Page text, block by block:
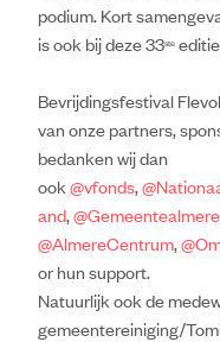
podium. Kort
is ook bij deze 33ste
Bevrijdingsfestival
van onze partners,
bedanken wij dan
ook@vfonds,
and,@Gemeentealmere
@AlmereCentrum,
or hun support.
Natuurlijk ook de
gemeentereiniging/